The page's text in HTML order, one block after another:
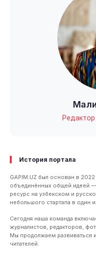
История портала
GAPIM.UZ был основан в 2022
объединённых общей идеей
ресурс на узбекском и
небольшого стартапа в один
Сегодня наша команда
журналистов, редакторов,
Мы продолжаем развиваться
читателей.